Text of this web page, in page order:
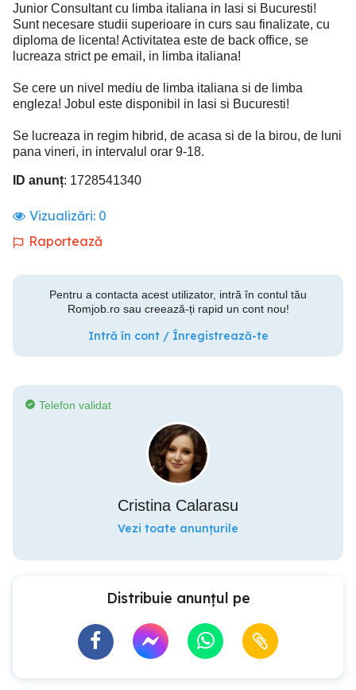
Junior Consultant cu limba italiana in Iasi si Bucuresti!
Sunt necesare studii superioare in curs sau finalizate, cu
diploma de licenta! Activitatea este de back office, se
lucreaza strict pe email, in limba italiana!
Se cere un nivel mediu de limba italiana si de limba
engleza! Jobul este disponibil in Iasi si Bucuresti!
Se lucreaza in regim hibrid, de acasa si de la birou, de luni
pana vineri, in intervalul orar 9-18.
ID anunț: 1728541340
Vizualizări: 0
Raportează
Pentru a contacta acest utilizator, intră în contul tău
Romjob.ro sau creează-ți rapid un cont nou!
Intră în cont / Înregistrează-te
Telefon validat
Cristina Calarasu
Vezi toate anunțurile
Distribuie anunțul pe